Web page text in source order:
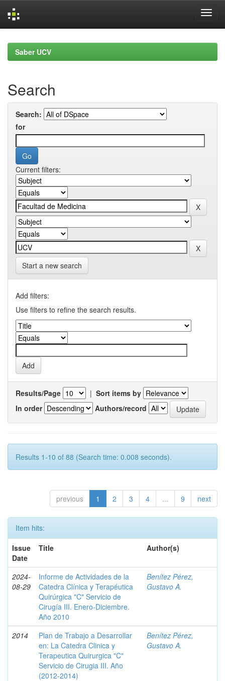
navigationSaber UCV
Search
Search:
for
Current filters:
Start a new search
Add filters:
Use filters to refine the search results.
Results/Page | Sort items by
In order
Authors/record
Results 1-10 of 88 (Search time: 0.008 seconds).
previous 1 2 3 4 ... 9 next
Item hits:
Issue
Date
Title Author(s)
2024-
08-29
Informe de Actividades de la
Catedra Clínica y Terapéutica
Quirúrgica "C" Servicio de
Cirugía III. Enero-Diciembre.
Año 2010
Benítez Pérez,
Gustavo A.
2014
Plan de Trabajo a Desarrollar
en: La Catedra Clinica y
Terapeutica Quirurgica "C"
Servicio de Cirugia III. Año
(2012-2014)
Benítez Pérez,
Gustavo A.